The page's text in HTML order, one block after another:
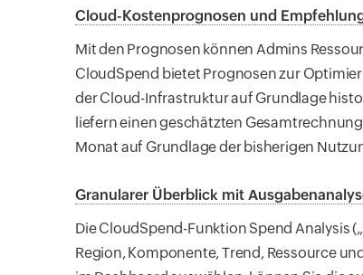
Cloud-Kostenprognosen und
Mit den Prognosen können Admins
CloudSpend bietet Prognosen zur
der Cloud-Infrastruktur auf Grundlage
liefern einen geschätzten
Monat auf Grundlage der bisherigen
Granularer Überblick mit
Die CloudSpend-Funktion Spend Analysis
Region, Komponente, Trend, Ressource